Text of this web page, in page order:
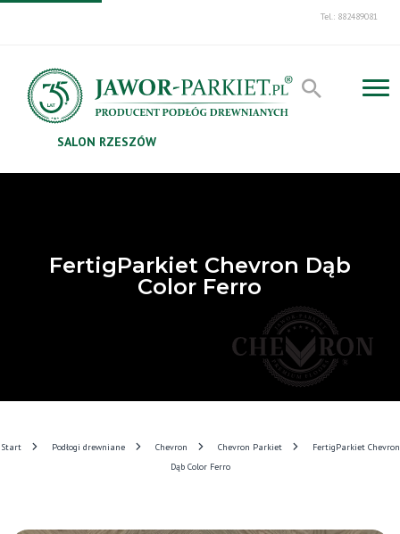
Tel.: 882489081
SALON RZESZÓW
FertigParkiet Chevron Dąb
Color Ferro
Start Podłogi drewniane Chevron Chevron Parkiet
FertigParkiet Chevron
Dąb Color Ferro